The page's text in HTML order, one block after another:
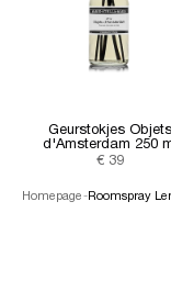
Geurstokjes Objets
d'Amsterdam 250
€ 39
Homepage -Roomspray